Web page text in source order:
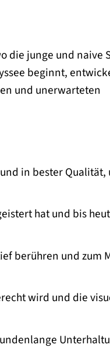
die junge und naive
beginnt,
und unerwarteten
in bester Qualität,
hat und bis
berühren und zum
wird und die